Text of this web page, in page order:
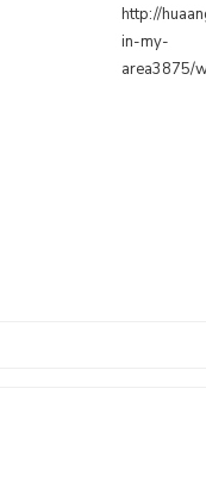
http://
in-my-
area3875/